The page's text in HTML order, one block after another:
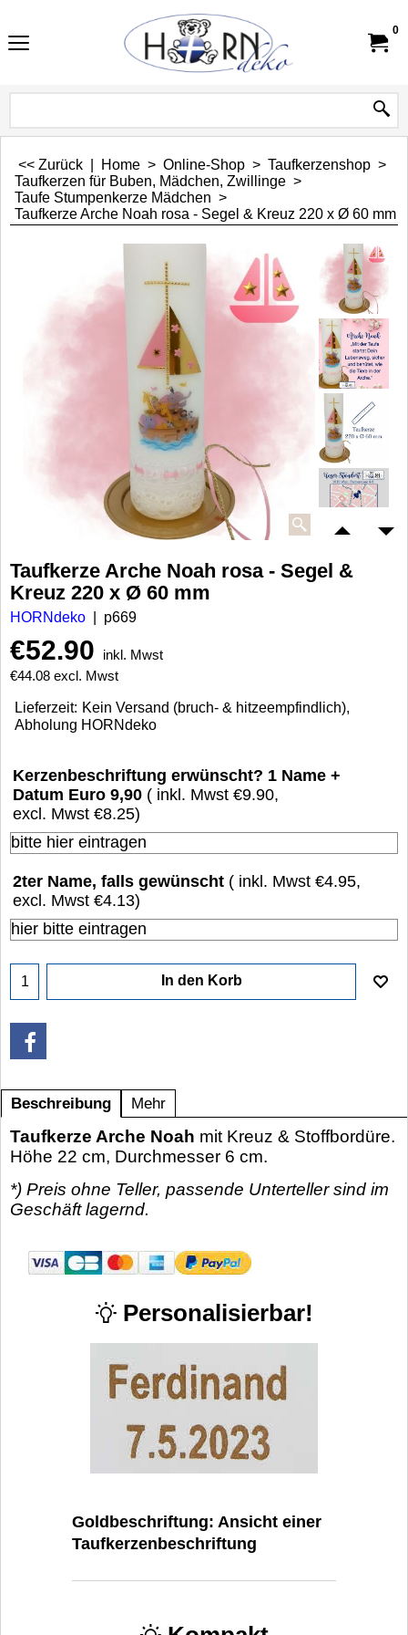
0
<< Zurück Home > Online-Shop > Taufkerzenshop >
Taufkerzen für Buben, Mädchen, Zwillinge >
Taufe Stumpenkerze Mädchen >
Taufkerze Arche Noah rosa - Segel & Kreuz 220 x Ø 60 mm
Taufkerze Arche Noah rosa - Segel &
Kreuz 220 x Ø 60 mm
HORNdeko p669
€52.90
inkl. Mwst
€44.08 excl. Mwst
Lieferzeit: Kein Versand (bruch- & hitzeempfindlich),
Abholung HORNdeko
Kerzenbeschriftung erwünscht? 1 Name +
Datum Euro 9,90 ( inkl. Mwst €9.90,
excl. Mwst €8.25)
2ter Name, falls gewünscht ( inkl. Mwst €4.95,
excl. Mwst €4.13)
In den Korb
Beschreibung Mehr
Taufkerze Arche Noah mit Kreuz & Stoffbordüre.
Höhe 22 cm, Durchmesser 6 cm.
*) Preis ohne Teller, passende Unterteller sind im
Geschäft lagernd.
Personalisierbar!
Goldbeschriftung: Ansicht einer
Taufkerzenbeschriftung